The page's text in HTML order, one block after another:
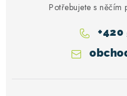
Potřebujete s něčím
+420